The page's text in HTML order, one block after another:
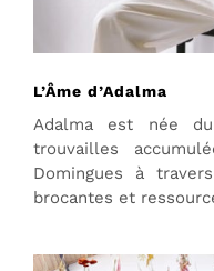
L’Âme d’Adalma
Adalma est née
trouvailles
Domingues à
brocantes et